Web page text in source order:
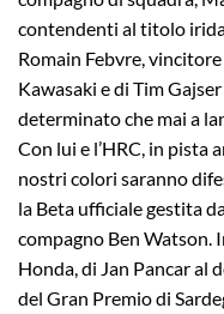
contendenti al titolo
Romain Febvre,
Kawasaki e di Tim
determinato che mai a
Con lui e l’HRC, in pista
nostri colori saranno
la Beta ufficiale gestita
compagno Ben Watson.
Honda, di Jan Pancar al
del Gran Premio di